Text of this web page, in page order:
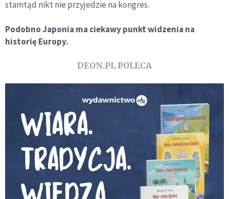
stamtąd nikt nie przyjedzie na kongres.
Podobno Japonia ma ciekawy punkt widzenia na
historię Europy.
DEON.PL POLECA